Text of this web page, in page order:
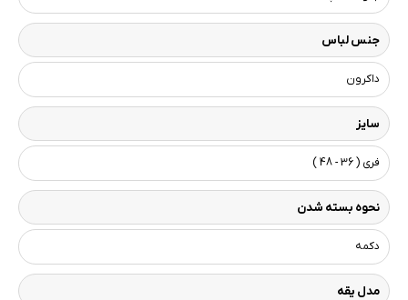
جنس لباس
داکرون
سایز
فری ( 36 - 48 )
نحوه بسته شدن
دکمه
مدل یقه